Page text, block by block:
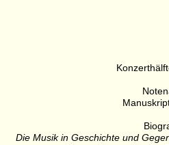
Die Musik in Geschichte und